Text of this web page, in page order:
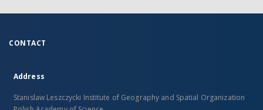
CONTACT
Address
Stanislaw Leszczycki Institute of Geography and Spatial Organization